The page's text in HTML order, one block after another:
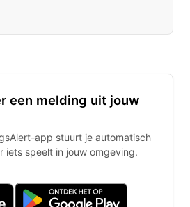
een melding uit jouw
app stuurt je automatisch
iets speelt in jouw omgeving.